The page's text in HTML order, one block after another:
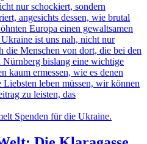
nur schockiert, sondern
angesichts dessen, wie brutal
Europa einen gewaltsamen
ist uns nah, nicht nur
die Menschen von dort, die bei den
Nürnberg bislang eine wichtige
kaum ermessen, wie es denen
leben müssen, wir können
zu leisten, das